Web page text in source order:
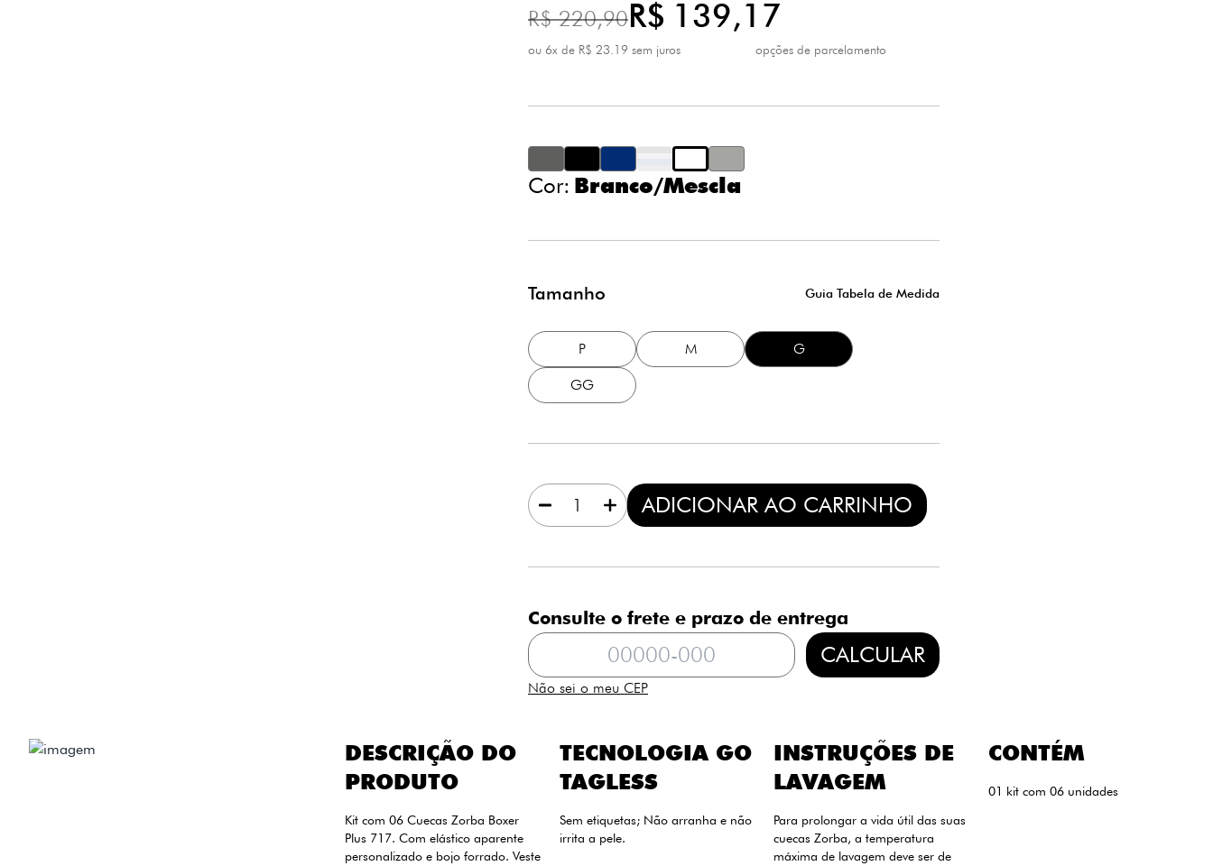
Continuar comprando
R$ 220,90R$ 139,17
ou 6x de R$ 23.19 sem juros opções de parcelamento
2xde R$ 69,58 sem juros
Cor: Branco/Mescla
Tamanho Guia Tabela de Medida
P M G
GG
ADICIONAR AO CARRINHO
Consulte o frete e prazo de entrega
CALCULAR
Não sei o meu CEP
DESCRIÇÃO DO
PRODUTO
Kit com 06 Cuecas Zorba Boxer
Plus 717. Com elástico aparente
personalizado e bojo forrado. Veste
TECNOLOGIA GO
TAGLESS
Sem etiquetas; Não arranha e não
irrita a pele.
INSTRUÇÕES DE
LAVAGEM
Para prolongar a vida útil das suas
cuecas Zorba, a temperatura
máxima de lavagem deve ser de
CONTÉM
01 kit com 06 unidades